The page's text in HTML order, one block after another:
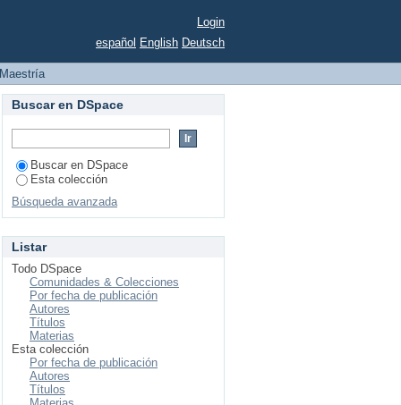
Login
español English Deutsch
Maestría
Buscar en DSpace
Buscar en DSpace
Esta colección
Búsqueda avanzada
Listar
Todo DSpace
Comunidades & Colecciones
Por fecha de publicación
Autores
Títulos
Materias
Esta colección
Por fecha de publicación
Autores
Títulos